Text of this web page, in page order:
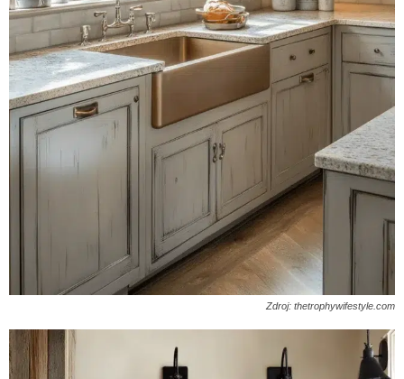
Zdroj: thetrophywifestyle.com